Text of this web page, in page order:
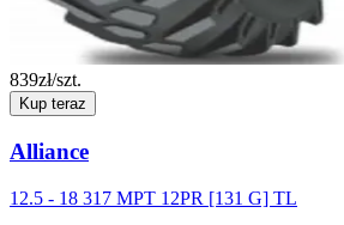
839zł/szt.
Kup teraz
Alliance
12.5 - 18 317 MPT 12PR [131 G] TL